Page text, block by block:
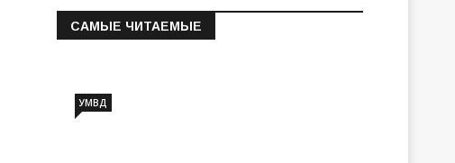
САМЫЕ ЧИТАЕМЫЕ
Информация о состоянии
УМВД